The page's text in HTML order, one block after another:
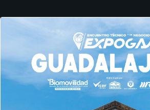
Aviso de Privacidad